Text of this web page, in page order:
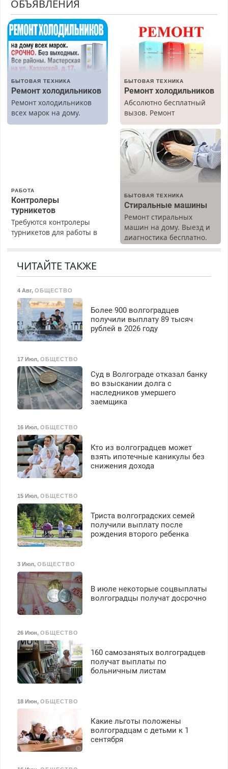
ОБЪЯВЛЕНИЯ
БЫТОВАЯ ТЕХНИКА
Ремонт холодильников
Ремонт холодильников
всех марок на дому.
БЫТОВАЯ ТЕХНИКА
Ремонт холодильников
Абсолютно бесплатный
вызов. Ремонт
холодильников всех
марок на дому, с
гарантией. Все р-ны.
Срочно. Без выходных.
Пенсионерам – скидки до
40%. Мастер со стажем.
РАБОТА
Контролеры
турникетов
Требуются контролеры
турникетов для работы в
Прием по ТК РФ. График
З/п – до 96000 рублей до
вычета налогов.
Ежемесячно
выплачивается денежная
премия. Возможно
бесплатное обучение,
работа инспектором по
транспортной
безопасности с з/п до
125000 руб.
БЫТОВАЯ ТЕХНИКА
Стиральные машины
Ремонт стиральных
машин на дому. Выезд и
диагностика бесплатно.
ЧИТАЙТЕ ТАКЖЕ
4 Авг, ОБЩЕСТВО
Более 900 волгоградцев
получили выплату 89 тысяч
рублей в 2026 году
17 Июл, ОБЩЕСТВО
Суд в Волгограде отказал банку
во взыскании долга с
наследников умершего
заемщика
16 Июл, ОБЩЕСТВО
Кто из волгоградцев может
взять ипотечные каникулы без
снижения дохода
15 Июл, ОБЩЕСТВО
Триста волгоградских семей
получили выплату после
рождения второго ребенка
3 Июл, ОБЩЕСТВО
В июле некоторые соцвыплаты
волгоградцы получат досрочно
26 Июн, ОБЩЕСТВО
160 самозанятых волгоградцев
получат выплаты по
больничным листам
18 Июн, ОБЩЕСТВО
Какие льготы положены
волгоградцам с детьми к 1
сентября